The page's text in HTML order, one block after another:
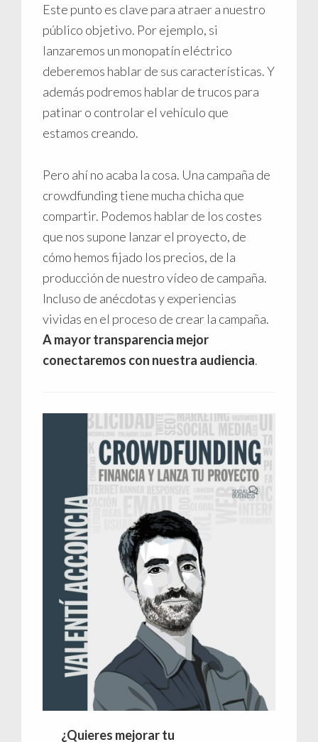
Este punto es clave para atraer a nuestro
público objetivo. Por ejemplo, si
lanzaremos un monopatín eléctrico
deberemos hablar de sus características. Y
además podremos hablar de trucos para
patinar o controlar el vehículo que
estamos creando.
Pero ahí no acaba la cosa. Una campaña de
crowdfunding tiene mucha chicha que
compartir. Podemos hablar de los costes
que nos supone lanzar el proyecto, de
cómo hemos fijado los precios, de la
producción de nuestro vídeo de campaña.
Incluso de anécdotas y experiencias
vividas en el proceso de crear la campaña.
A mayor transparencia mejor
conectaremos con nuestra audiencia.
¿Quieres mejorar tu